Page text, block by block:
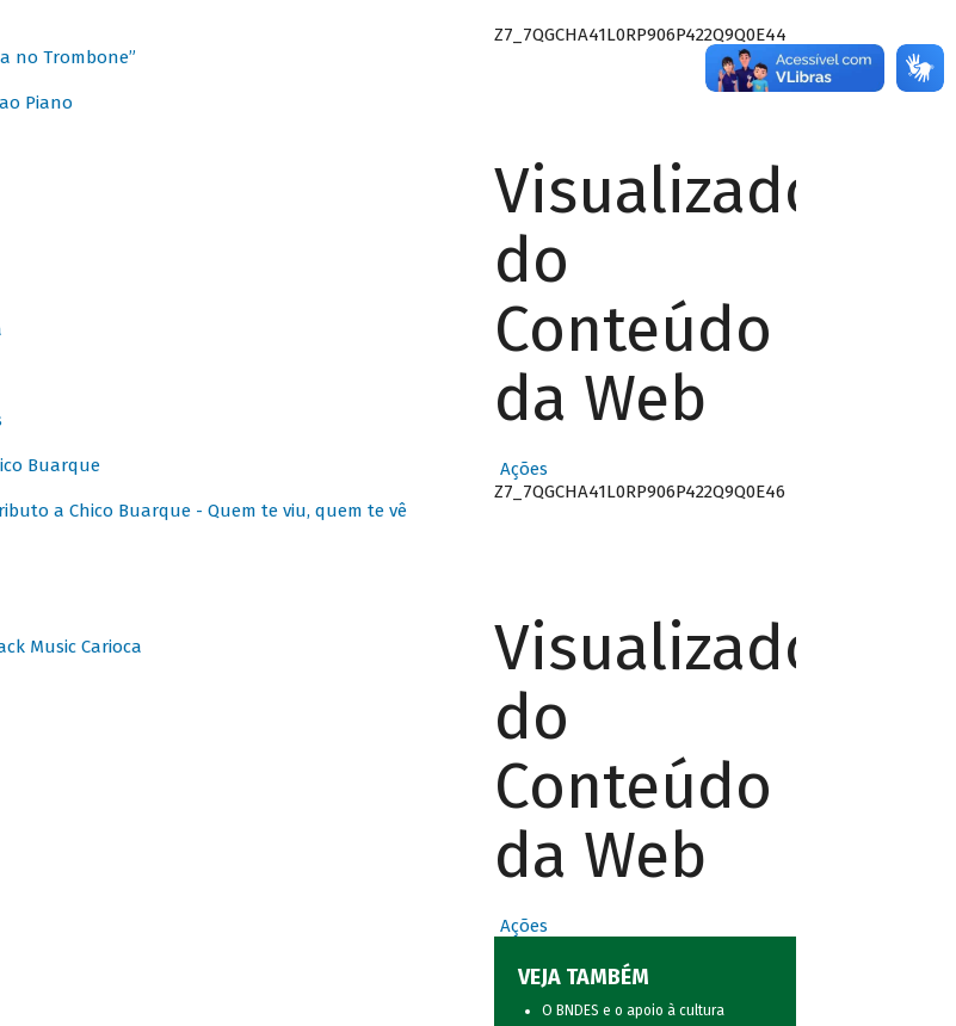
no Trombone”
ao Piano
Buarque
a Chico Buarque - Quem te viu, quem te vê
Music Carioca
Z7_7QGCHA41L0RP906P422Q9Q0E44
Visualizador
do
Conteúdo
da Web
Ações
Z7_7QGCHA41L0RP906P422Q9Q0E46
Visualizador
do
Conteúdo
da Web
Ações
VEJA TAMBÉM
O BNDES e o apoio à cultura